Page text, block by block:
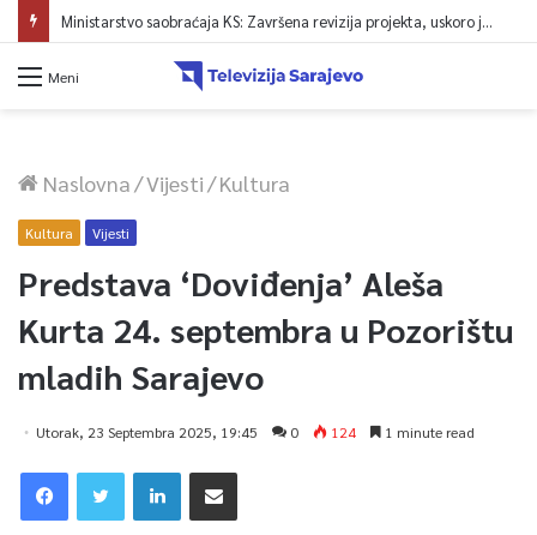
Ministarstvo saobraćaja KS: Završena revizija projekta, uskoro javna nabavka za obnovu mosta u ulici Ive Andrića
Meni
Naslovna/Vijesti/Kultura
Kultura Vijesti
Predstava ‘Doviđenja’ Aleša
Kurta 24. septembra u Pozorištu
mladih Sarajevo
Utorak, 23 Septembra 2025, 19:45 0 124 1 minute read